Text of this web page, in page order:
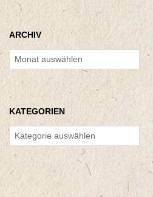
ARCHIV
Archiv
KATEGORIEN
Kategorien